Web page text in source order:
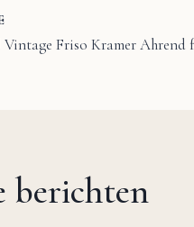
Friso Kramer Ahrend
berichten